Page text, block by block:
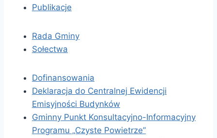
Publikacje
Rada Gminy
Sołectwa
Dofinansowania
Deklaracja do Centralnej Ewidencji
Emisyjności Budynków
Gminny Punkt Konsultacyjno-Informacyjny
Programu „Czyste Powietrze”